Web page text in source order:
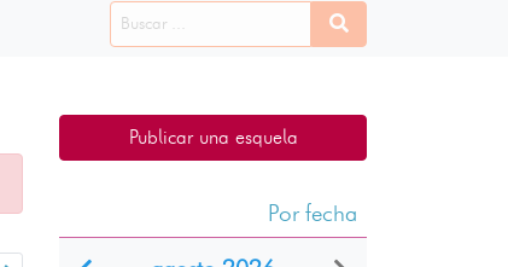
Publicar una esquela
Por fecha